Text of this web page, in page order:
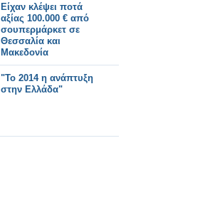
Είχαν κλέψει ποτά
αξίας 100.000 € από
σουπερμάρκετ σε
Θεσσαλία και
Μακεδονία
"Το 2014 η ανάπτυξη
στην Ελλάδα"